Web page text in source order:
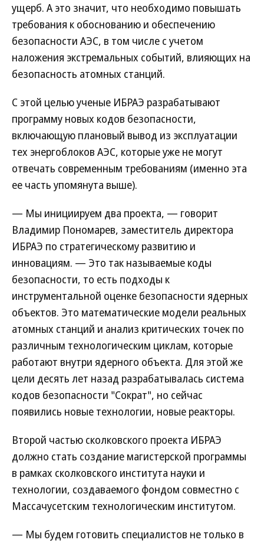
ущерб. А это значит, что необходимо повышать
требования к обоснованию и обеспечению
безопасности АЭС, в том числе с учетом
наложения экстремальных событий, влияющих на
безопасность атомных станций.
С этой целью ученые ИБРАЭ разрабатывают
программу новых кодов безопасности,
включающую плановый вывод из эксплуатации
тех энергоблоков АЭС, которые уже не могут
отвечать современным требованиям (именно эта
ее часть упомянута выше).
— Мы инициируем два проекта, — говорит
Владимир Пономарев, заместитель директора
ИБРАЭ по стратегическому развитию и
инновациям. — Это так называемые коды
безопасности, то есть подходы к
инструментальной оценке безопасности ядерных
объектов. Это математические модели реальных
атомных станций и анализ критических точек по
различным технологическим циклам, которые
работают внутри ядерного объекта. Для этой же
цели десять лет назад разрабатывалась система
кодов безопасности "Сократ", но сейчас
появились новые технологии, новые реакторы.
Второй частью сколковского проекта ИБРАЭ
должно стать создание магистерской программы
в рамках сколковского института науки и
технологии, создаваемого фондом совместно с
Массачусетским технологическим институтом.
— Мы будем готовить специалистов не только в